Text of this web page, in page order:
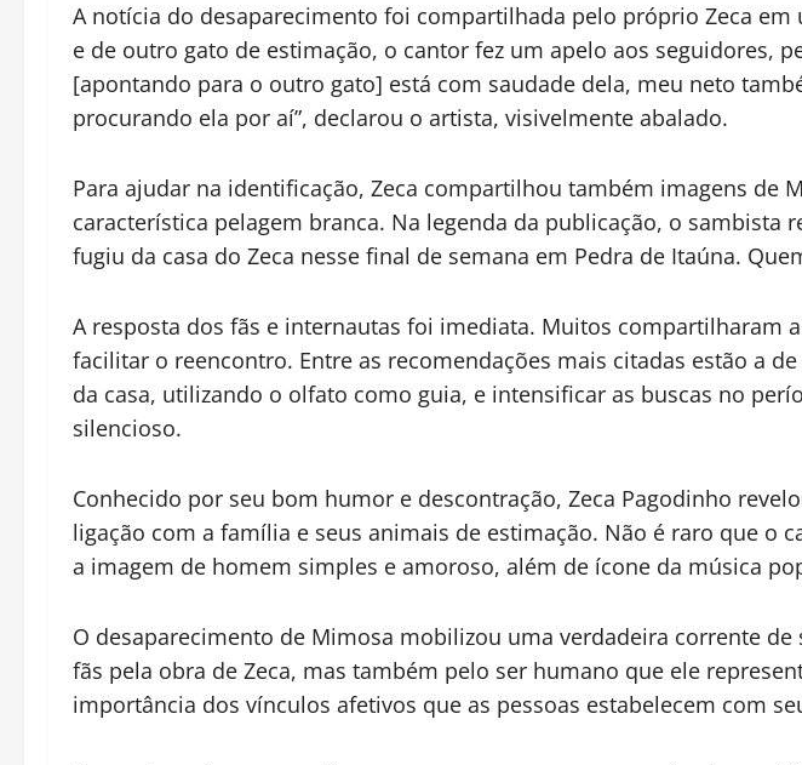
A notícia do desaparecimento foi compartilhada pelo próprio Zeca
e de outro gato de estimação, o cantor fez um apelo aos seguidores,
[apontando para o outro gato] está com saudade dela, meu neto
procurando ela por aí”, declarou o artista, visivelmente abalado.
Para ajudar na identificação, Zeca compartilhou também imagens
característica pelagem branca. Na legenda da publicação, o
fugiu da casa do Zeca nesse final de semana em Pedra de Itaúna.
A resposta dos fãs e internautas foi imediata. Muitos compartilharam
facilitar o reencontro. Entre as recomendações mais citadas estão a
da casa, utilizando o olfato como guia, e intensificar as buscas no
silencioso.
Conhecido por seu bom humor e descontração, Zeca Pagodinho
ligação com a família e seus animais de estimação. Não é raro que
a imagem de homem simples e amoroso, além de ícone da música
O desaparecimento de Mimosa mobilizou uma verdadeira corrente
fãs pela obra de Zeca, mas também pelo ser humano que ele
importância dos vínculos afetivos que as pessoas estabelecem com